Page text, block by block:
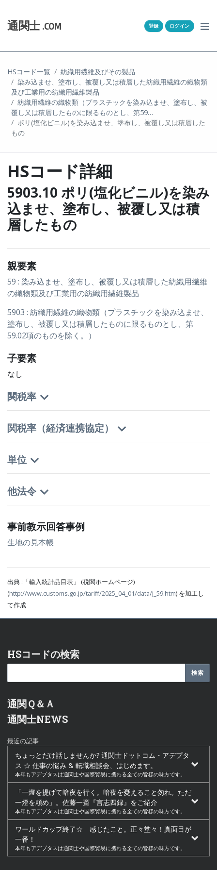
通関士 .COM 登録 ログイン
HSコード一覧
紡織用繊維及びその製品
染み込ませ、塗布し、被覆し又は積層した紡織用繊維の織物類
及び工業用の紡織用繊維製品
紡織用繊維の織物類（プラスチックを染み込ませ、塗布し、被
覆し又は積層したものに限るものとし、第59…
ポリ(塩化ビニル)を染み込ませ、塗布し、被覆し又は積層した
もの
HSコード詳細
5903.10 ポリ(塩化ビニル)を染み
込ませ、塗布し、被覆し又は積
層したもの
親要素
59 : 染み込ませ、塗布し、被覆し又は積層した紡織用繊維
の織物類及び工業用の紡織用繊維製品
5903 : 紡織用繊維の織物類（プラスチックを染み込ませ、
塗布し、被覆し又は積層したものに限るものとし、第
59.02項のものを除く。）
子要素
なし
関税率
関税率（経済連携協定）
単位
他法令
事前教示回答事例
生地の見本帳
出典 :「輸入統計品目表」 (税関ホームページ)
(http://www.customs.go.jp/tariff/2025_04_01/data/j_59.htm) を加工し
て作成
HSコードの検索
通関Ｑ＆Ａ
通関士NEWS
最近の記事
ちょっとだけ話しませんか? 通関士ドットコム・アデプタ
ス ☆ 仕事の悩み & 転職相談会、はじめます。
本年もアデプタスは通関士や国際貿易に携わる全ての皆様の味方です。
「一燈を提げて暗夜を行く。暗夜を憂えること勿れ。ただ
一燈を頼め」。佐藤一斎『言志四録』をご紹介
本年もアデプタスは通関士や国際貿易に携わる全ての皆様の味方です。
ワールドカップ終了☆ 感じたこと。正々堂々！真面目が
一番！
本年もアデプタスは通関士や国際貿易に携わる全ての皆様の味方です。
通関Ｑ＆Ａ
通関士NEWS